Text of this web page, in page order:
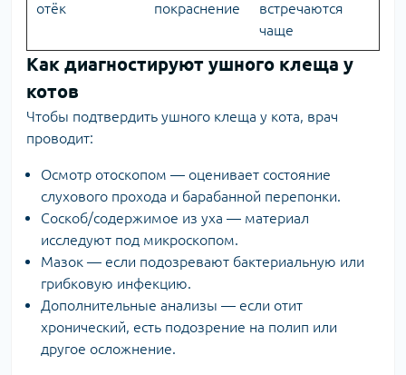
отёк
покраснение
встречаются
чаще
Как диагностируют ушного клеща у
котов
Чтобы подтвердить ушного клеща у кота, врач
проводит:
Осмотр отоскопом — оценивает состояние
слухового прохода и барабанной перепонки.
Соскоб/содержимое из уха — материал
исследуют под микроскопом.
Мазок — если подозревают бактериальную или
грибковую инфекцию.
Дополнительные анализы — если отит
хронический, есть подозрение на полип или
другое осложнение.